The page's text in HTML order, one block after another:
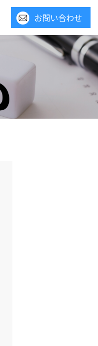
お問い合わせ